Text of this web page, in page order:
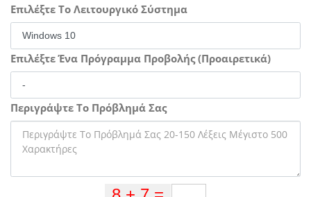
Επιλέξτε Το Λειτουργικό Σύστημα
Επιλέξτε Ένα Πρόγραμμα Προβολής (Προαιρετικά)
Περιγράψτε Το Πρόβλημά Σας